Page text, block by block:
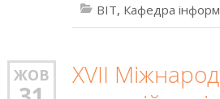
BIT, Кафедра
ЖОВ
XVII